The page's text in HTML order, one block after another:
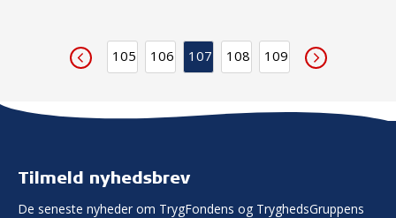
105 106 107 108 109
Tilmeld nyhedsbrev
De seneste nyheder om TrygFondens og TryghedsGruppens